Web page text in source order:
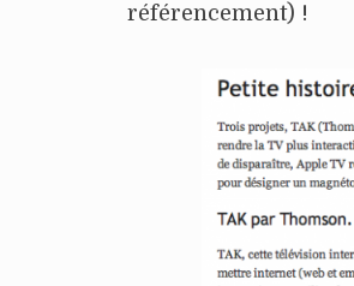
référencement) !